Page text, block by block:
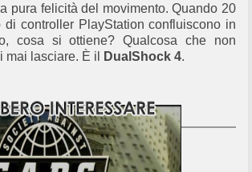
pura felicità del movimento. Quando 20
controller PlayStation confluiscono in
cosa si ottiene? Qualcosa che non
mai lasciare. È il
DualShock 4.